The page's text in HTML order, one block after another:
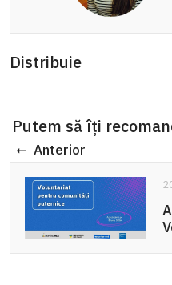
Distribuie
Putem să îți
Anterior